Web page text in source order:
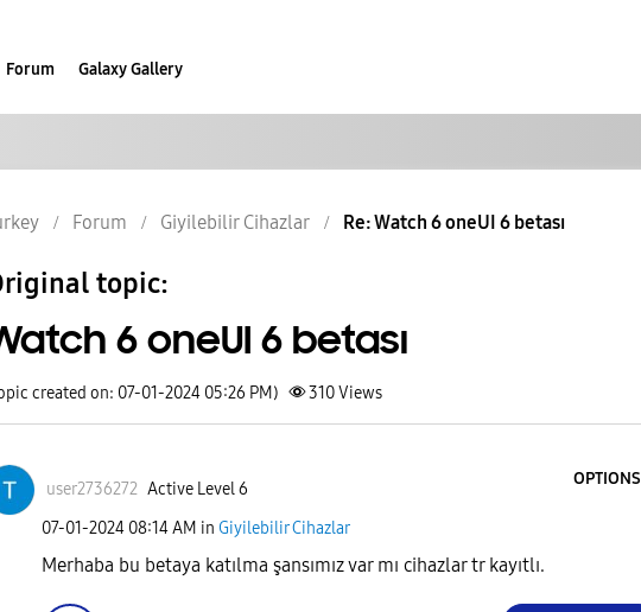
Forum Galaxy Gallery
Forum Giyilebilir Cihazlar Re: Watch 6 oneUI 6 betası
topic:
6 oneUI 6 betası
created on: 07-01-2024 05:26 PM) 310Views
user2736272 Active Level 6
OPTIONS
‎07-01-2024 08:14 AM in Giyilebilir Cihazlar
Merhaba bu betaya katılma şansımız var mı cihazlar tr kayıtlı.